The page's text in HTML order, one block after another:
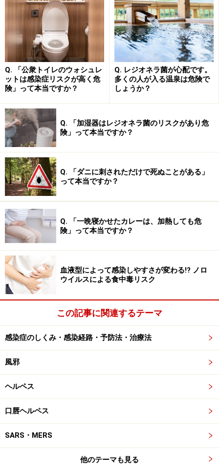
今回のMERSコロナウイルスの感染経路は現時点では不
明です。SARSコロナウイルスは、キクガシラコウモリが
持つコウモリコロナウイルスが遺伝子の変化によって、
ハクビシンなどを介し、人に感染したと推定されていま
す。
MERSコロナウイルスもコウモリコロナウイルスに近い
感染はありますが、大流行するほどではないと言われて
います。ただし、ヒトからヒトへの感染の可能性がある
ことから、大流行に対して注視しておく必要がありま
す。
ラクダやヤギなどの家畜から人に感染して拡がっている
と推定されています。
2015年から韓国で流行しています。現在までにヨーロッ
パ（イタリア、英国、オーストリア、オランダ、ギリシ
ャ、ドイツ、フランス、トルコ）、アフリカ（アルジェ
リア、エジプト、チュニジア）、アジア（フィリピン、
マレーシア、韓国、中国）、アメリカ大陸（アメリカ合
衆国）で患者が発生していますが、中近東への渡航歴が
ある人か、その渡航歴のある人と接触した人です。
発症する場合は、接触から14日以内に症状が出ると考え
られています。
中東呼吸器症候群(MERS)の症状
咳がひどく、呼吸がしにくくなります
MERSは、SARSの症状と非常に似ています。
発熱、咳、呼吸困難といった、重症肺炎の症状です。さ
Q. 「公衆トイレのウォシュレ
ットは感染症リスクが高く危
険」って本当ですか？
Q. レジオネラ菌が心配です。
多くの人が入る温泉は危険で
しょうか？
Q. 「加湿器はレジオネラ菌のリスクがあり危
険」って本当ですか？
Q. 「ダニに刺されただけで死ぬことがある」
って本当ですか？
Q. 「一晩寝かせたカレーは、加熱しても危
険」って本当ですか？
血液型によって感染しやすさが変わる!? ノロ
ウイルスによる食中毒リスク
この記事に関連するテーマ
感染症のしくみ・感染経路・予防法・治療法
風邪
ヘルペス
口唇ヘルペス
SARS・MERS
他のテーマも見る